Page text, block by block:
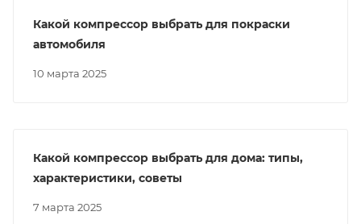
10 марта 2025
Какой компрессор выбрать для покраски
автомобиля
7 марта 2025
Какой компрессор выбрать для дома: типы,
характеристики, советы